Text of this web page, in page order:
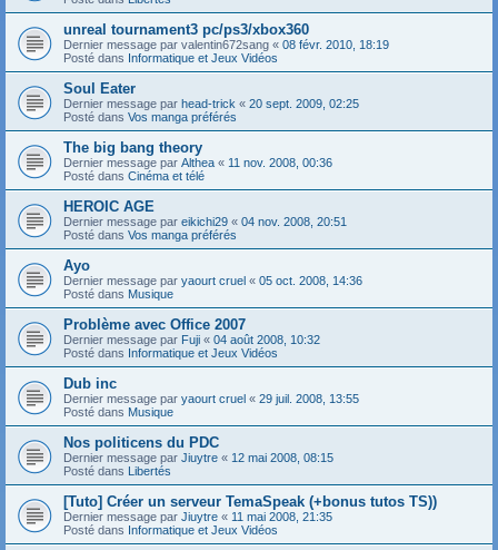
unreal tournament3 pc/ps3/xbox360
Dernier message par valentin672sang « 08 févr. 2010, 18:19
Posté dans Informatique et Jeux Vidéos
Soul Eater
Dernier message par head-trick « 20 sept. 2009, 02:25
Posté dans Vos manga préférés
The big bang theory
Dernier message par Althea « 11 nov. 2008, 00:36
Posté dans Cinéma et télé
HEROIC AGE
Dernier message par eikichi29 « 04 nov. 2008, 20:51
Posté dans Vos manga préférés
Ayo
Dernier message par yaourt cruel « 05 oct. 2008, 14:36
Posté dans Musique
Problème avec Office 2007
Dernier message par Fuji « 04 août 2008, 10:32
Posté dans Informatique et Jeux Vidéos
Dub inc
Dernier message par yaourt cruel « 29 juil. 2008, 13:55
Posté dans Musique
Nos politicens du PDC
Dernier message par Jiuytre « 12 mai 2008, 08:15
Posté dans Libertés
[Tuto] Créer un serveur TemaSpeak (+bonus tutos TS))
Dernier message par Jiuytre « 11 mai 2008, 21:35
Posté dans Informatique et Jeux Vidéos